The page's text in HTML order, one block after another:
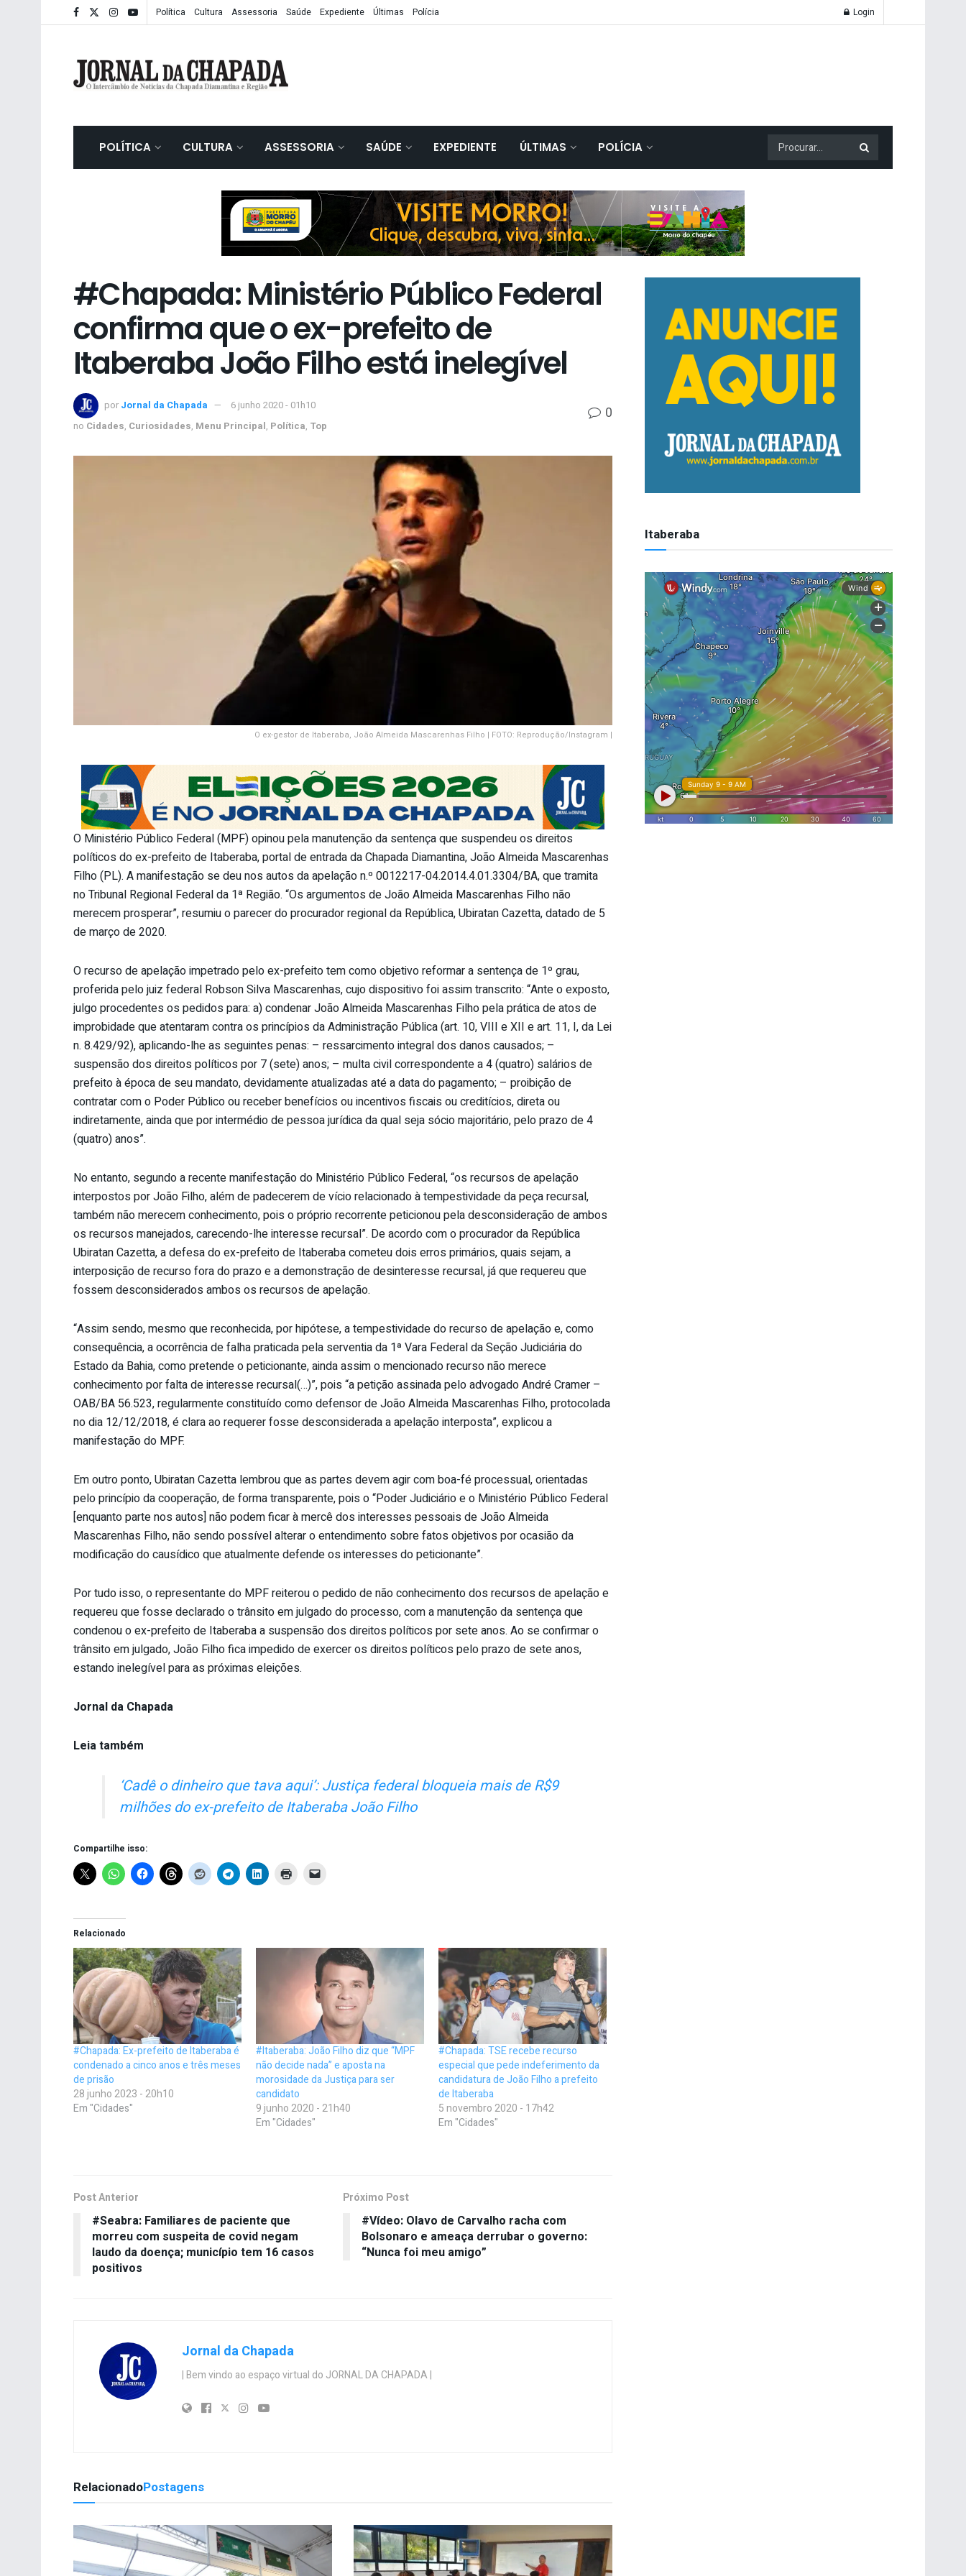
Política Cultura Assessoria Saúde Expediente Últimas Polícia Login
POLÍTICA CULTURA ASSESSORIA SAÚDE EXPEDIENTE ÚLTIMAS POLÍCIA
#Chapada: Ministério Público Federal
confirma que o ex-prefeito de
Itaberaba João Filho está inelegível
por Jornal da Chapada
6 junho 2020 - 01h10
no Cidades, Curiosidades, Menu Principal, Política, Top
0
O ex-gestor de Itaberaba, João Almeida Mascarenhas Filho | FOTO: Reprodução/Instagram |
O Ministério Público Federal (MPF) opinou pela manutenção da sentença que suspendeu os direitos
políticos do ex-prefeito de Itaberaba, portal de entrada da Chapada Diamantina, João Almeida Mascarenhas
Filho (PL). A manifestação se deu nos autos da apelação n.º 0012217-04.2014.4.01.3304/BA, que tramita
no Tribunal Regional Federal da 1ª Região. “Os argumentos de João Almeida Mascarenhas Filho não
merecem prosperar”, resumiu o parecer do procurador regional da República, Ubiratan Cazetta, datado de 5
de março de 2020.
O recurso de apelação impetrado pelo ex-prefeito tem como objetivo reformar a sentença de 1º grau,
proferida pelo juiz federal Robson Silva Mascarenhas, cujo dispositivo foi assim transcrito: “Ante o exposto,
julgo procedentes os pedidos para: a) condenar João Almeida Mascarenhas Filho pela prática de atos de
improbidade que atentaram contra os princípios da Administração Pública (art. 10, VIII e XII e art. 11, I, da Lei
n. 8.429/92), aplicando-lhe as seguintes penas: – ressarcimento integral dos danos causados; –
suspensão dos direitos políticos por 7 (sete) anos; – multa civil correspondente a 4 (quatro) salários de
prefeito à época de seu mandato, devidamente atualizadas até a data do pagamento; – proibição de
contratar com o Poder Público ou receber benefícios ou incentivos fiscais ou creditícios, direta ou
indiretamente, ainda que por intermédio de pessoa jurídica da qual seja sócio majoritário, pelo prazo de 4
(quatro) anos”.
No entanto, segundo a recente manifestação do Ministério Público Federal, “os recursos de apelação
interpostos por João Filho, além de padecerem de vício relacionado à tempestividade da peça recursal,
também não merecem conhecimento, pois o próprio recorrente peticionou pela desconsideração de ambos
os recursos manejados, carecendo-lhe interesse recursal”. De acordo com o procurador da República
Ubiratan Cazetta, a defesa do ex-prefeito de Itaberaba cometeu dois erros primários, quais sejam, a
interposição de recurso fora do prazo e a demonstração de desinteresse recursal, já que requereu que
fossem desconsiderados ambos os recursos de apelação.
“Assim sendo, mesmo que reconhecida, por hipótese, a tempestividade do recurso de apelação e, como
consequência, a ocorrência de falha praticada pela serventia da 1ª Vara Federal da Seção Judiciária do
Estado da Bahia, como pretende o peticionante, ainda assim o mencionado recurso não merece
conhecimento por falta de interesse recursal(…)”, pois “a petição assinada pelo advogado André Cramer –
OAB/BA 56.523, regularmente constituído como defensor de João Almeida Mascarenhas Filho, protocolada
no dia 12/12/2018, é clara ao requerer fosse desconsiderada a apelação interposta”, explicou a
manifestação do MPF.
Em outro ponto, Ubiratan Cazetta lembrou que as partes devem agir com boa-fé processual, orientadas
pelo princípio da cooperação, de forma transparente, pois o “Poder Judiciário e o Ministério Público Federal
[enquanto parte nos autos] não podem ficar à mercê dos interesses pessoais de João Almeida
Mascarenhas Filho, não sendo possível alterar o entendimento sobre fatos objetivos por ocasião da
modificação do causídico que atualmente defende os interesses do peticionante”.
Por tudo isso, o representante do MPF reiterou o pedido de não conhecimento dos recursos de apelação e
requereu que fosse declarado o trânsito em julgado do processo, com a manutenção da sentença que
condenou o ex-prefeito de Itaberaba a suspensão dos direitos políticos por sete anos. Ao se confirmar o
trânsito em julgado, João Filho fica impedido de exercer os direitos políticos pelo prazo de sete anos,
estando inelegível para as próximas eleições.
Jornal da Chapada
Leia também
‘Cadê o dinheiro que tava aqui’: Justiça federal bloqueia mais de R$9
milhões do ex-prefeito de Itaberaba João Filho
Compartilhe isso:
Relacionado
#Chapada: Ex-prefeito de Itaberaba é
condenado a cinco anos e três meses
de prisão
28 junho 2023 - 20h10
Em "Cidades"
#Itaberaba: João Filho diz que “MPF
não decide nada” e aposta na
morosidade da Justiça para ser
candidato
9 junho 2020 - 21h40
Em "Cidades"
#Chapada: TSE recebe recurso
especial que pede indeferimento da
candidatura de João Filho a prefeito
de Itaberaba
5 novembro 2020 - 17h42
Em "Cidades"
Post Anterior
#Seabra: Familiares de paciente que
morreu com suspeita de covid negam
laudo da doença; município tem 16 casos
positivos
Próximo Post
#Vídeo: Olavo de Carvalho racha com
Bolsonaro e ameaça derrubar o governo:
“Nunca foi meu amigo”
Jornal da Chapada
| Bem vindo ao espaço virtual do JORNAL DA CHAPADA |
RelacionadoPostagens
Itaberaba